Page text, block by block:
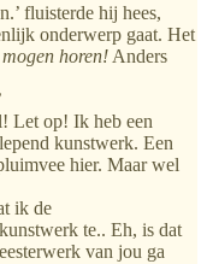
fluisterde hij hees,
onderwerp gaat. Het
horen! Anders
Let op! Ik heb een
kunstwerk. Een
hier. Maar wel
ik de
te.. Eh, is dat
van jou ga